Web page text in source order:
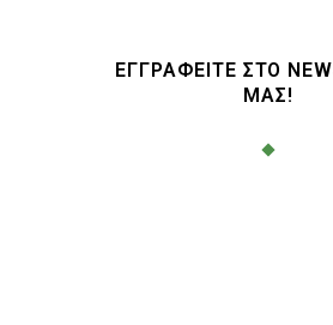
ΕΓΓΡΑΦΕΙΤΕ ΣΤΟ
ΜΑΣ!